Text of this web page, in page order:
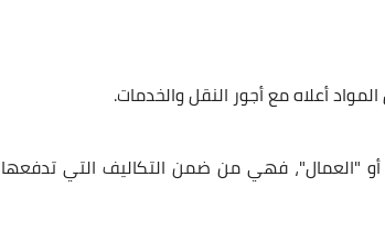
أعلاه مع أجور النقل والخدمات.
أو "العمال"، فهي من ضمن التكاليف التي تدفعها